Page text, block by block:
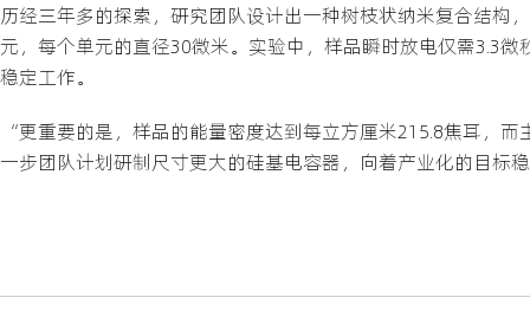
历经三年多的探索，研究团队设计出一种树枝状纳米复合结构
元，每个单元的直径30微米。实验中，样品瞬时放电仅需3.3
稳定工作。
“更重要的是，样品的能量密度达到每立方厘米215.8焦耳，
一步团队计划研制尺寸更大的硅基电容器，向着产业化的目标